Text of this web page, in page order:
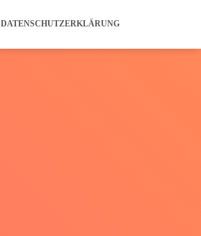
DATENSCHUTZERKLÄRUNG